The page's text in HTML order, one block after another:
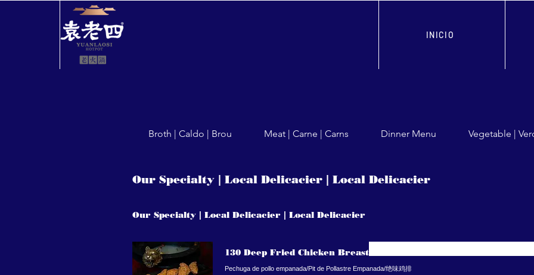
INICIO
Broth | Caldo | Brou Meat | Carne | Carns Dinner Menu Vegetable |
Our Specialty | Local Delicacier | Local Delicacier
Our Specialty | Local Delicacier | Local Delicacier
130 Deep Fried Chicken Breast
Pechuga de pollo empanada/Pit de Pollastre Empanada/绝味鸡排